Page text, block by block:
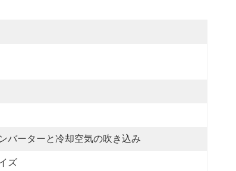
バーターと冷却空気の吹き込み
ズ